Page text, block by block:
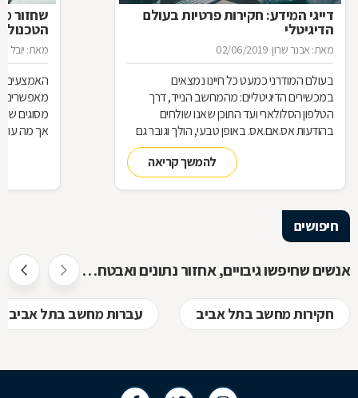
דייגי המידע: חקירות פרטיות בעולם
הדיגיטלי
מאת: אבנר שרון 02/06/2019
בעולם המודרני כמעט כל חיינו נמצאים
במכשירים הדיגיטליים: מהמחשב הנייד, דרך
הטלפון הסלולארי ועד התוכן שאנו שולחים
בהודעות אס.אם.אס. באופן טבעי, הולך וגובר גם
השימוש בחוקרים המתמחים במציאת ראיות
דיגיטליות וב"שחזור חקירתי", כדי לחשוף פרטים
להמשך קריאה
שחזור
מאת: יובל
האמצעים
מאפשרים
מסוגים
חיפושים
אנשים שחיפשו גיבויים, אחזור נתונים ואבטחת מידע חיפשו גם
חקירות מחשב בתל אביב עברות מחשב בתל אביב